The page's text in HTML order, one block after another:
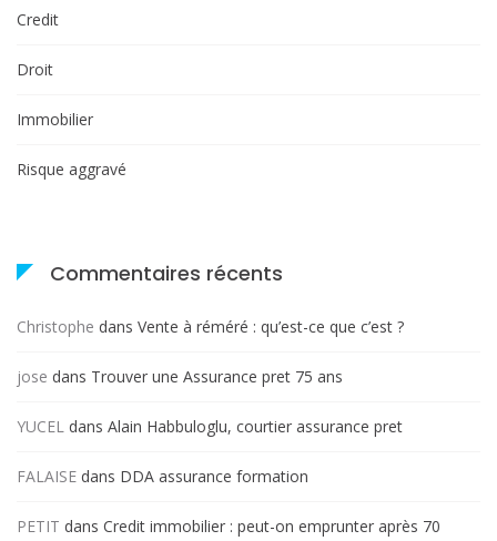
Credit
Droit
Immobilier
Risque aggravé
Commentaires récents
Christophe dans Vente à réméré : qu’est-ce que c’est ?
jose dans Trouver une Assurance pret 75 ans
YUCEL dans Alain Habbuloglu, courtier assurance pret
FALAISE dans DDA assurance formation
PETIT dans Credit immobilier : peut-on emprunter après 70